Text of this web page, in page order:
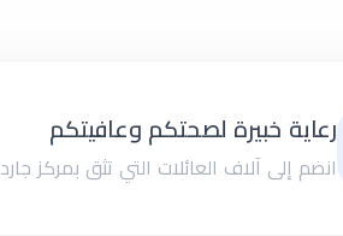
رعاية خبيرة لصحتكم وعافيتكم
انضم إلى آلاف العائلات التي تثق بمركز